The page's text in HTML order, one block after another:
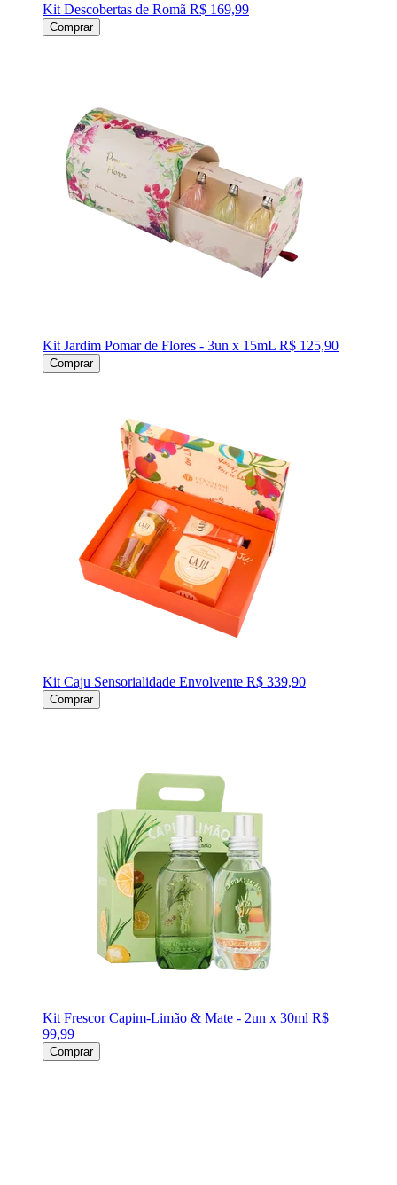
Kit Descobertas de Romã R$ 169,99
Comprar
Kit Jardim Pomar de Flores - 3un x 15mL R$ 125,90
Comprar
Kit Caju Sensorialidade Envolvente R$ 339,90
Comprar
Kit Frescor Capim-Limão & Mate - 2un x 30ml R$
99,99
Comprar